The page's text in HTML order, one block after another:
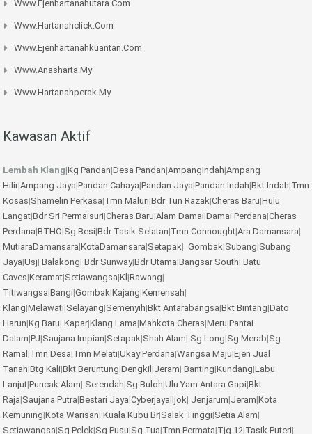
Www.ejenhartanahutara.com
Www.hartanahclick.com
Www.ejenhartanahkuantan.com
Www.anasharta.my
Www.hartanahperak.my
Kawasan Aktif
Lembah Klang|Kg Pandan|Desa Pandan|AmpangIndah|Ampang
Hilir|Ampang Jaya|Pandan Cahaya|Pandan Jaya|Pandan Indah|Bkt Indah|Tmn
Kosas|Shamelin Perkasa|Tmn Maluri|Bdr Tun Razak|Cheras Baru|Hulu
Langat|Bdr Sri Permaisuri|Cheras Baru|Alam Damai|Damai Perdana|Cheras
Perdana|BTHO|Sg Besi|Bdr Tasik Selatan|Tmn Connought|Ara Damansara|
MutiaraDamansara|KotaDamansara|Setapak| Gombak|Subang|Subang
Jaya|Usj| Balakong| Bdr Sunway|Bdr Utama|Bangsar South| Batu
Caves|Keramat|Setiawangsa|Kl |Rawang|
Titiwangsa|Bangi|Gombak|Kajang|Kemensah|
Klang|Melawati|Selayang|Semenyih|Bkt Antarabangsa|Bkt Bintang|Dato
Harun|Kg Baru| Kapar|Klang Lama|Mahkota Cheras|Meru|Pantai
Dalam|PJ|Saujana Impian|Setapak|Shah Alam| Sg Long|Sg Merab|Sg
Ramal |Tmn Desa|Tmn Melati|Ukay Perdana|Wangsa Maju|Ejen Jual
Tanah|Btg Kali|Bkt Beruntung|Dengkil |Jeram| Banting|Kundang|Labu
Lanjut|Puncak Alam| Serendah|Sg Buloh|Ulu Yam Antara Gapi|Bkt
Raja|Saujana Putra|Bestari Jaya|Cyberjaya|Ijok| Jenjarum|Jeram|Kota
Kemuning|Kota Warisan| Kuala Kubu Br|Salak Tinggi|Setia Alam|
Setiawangsa|Sg Pelek|Sg Pusu|Sg Tua|Tmn Permata|Tjg 12|Tasik Puteri|